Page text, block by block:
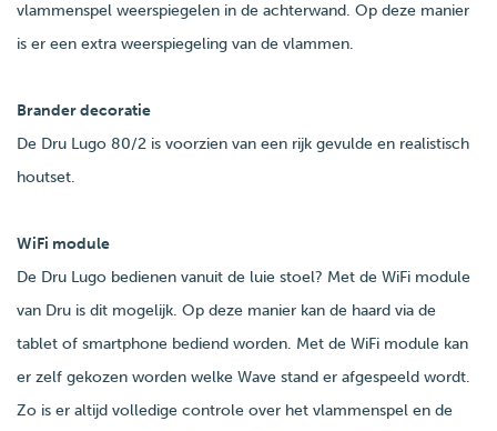
vlammenspel weerspiegelen in de achterwand. Op deze manier
is er een extra weerspiegeling van de vlammen.
Brander decoratie
De Dru Lugo 80/2 is voorzien van een rijk gevulde en realistisch
houtset.
WiFi module
De Dru Lugo bedienen vanuit de luie stoel? Met de WiFi module
van Dru is dit mogelijk. Op deze manier kan de haard via de
tablet of smartphone bediend worden. Met de WiFi module kan
er zelf gekozen worden welke Wave stand er afgespeeld wordt.
Zo is er altijd volledige controle over het vlammenspel en de